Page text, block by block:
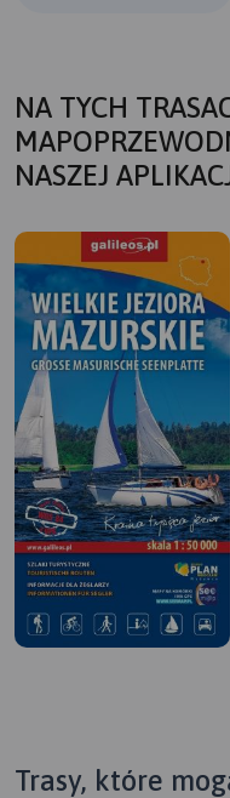
NA TYCH
NASZEJ
Trasy, które